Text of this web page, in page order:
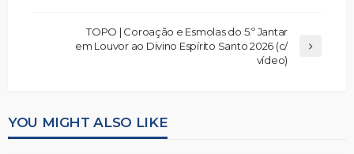
TOPO | Coroação e Esmolas do 5.º Jantar
em Louvor ao Divino Espírito Santo 2026 (c/
vídeo)
YOU MIGHT ALSO LIKE